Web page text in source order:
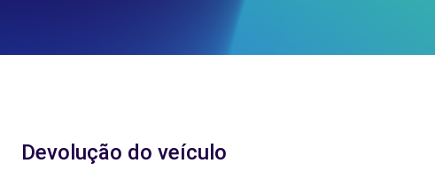
Devolução do veículo